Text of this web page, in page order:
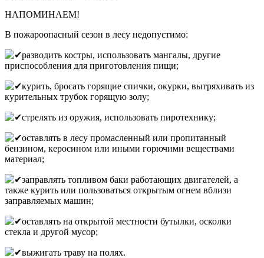
НАПОМИНАЕМ!
В пожароопасный сезон в лесу недопустимо:
разводить костры, использовать мангалы, другие
приспособления для приготовления пищи;
курить, бросать горящие спички, окурки, вытряхивать из
курительных трубок горящую золу;
стрелять из оружия, использовать пиротехнику;
оставлять в лесу промасленный или пропитанный
бензином, керосином или иными горючими веществами
материал;
заправлять топливом баки работающих двигателей, а
также курить или пользоваться открытым огнем вблизи
заправляемых машин;
оставлять на открытой местности бутылки, осколки
стекла и другой мусор;
выжигать траву на полях.